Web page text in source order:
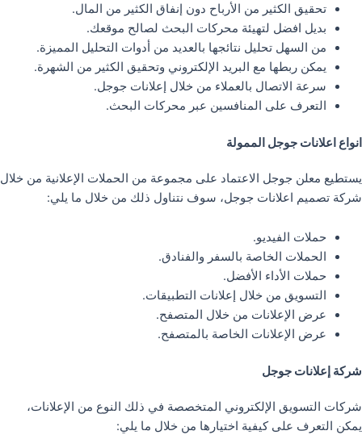
تحقيق الكثير من الأرباح دون إنفاق الكثير من المال.
بديل افضل لتهيئة محركات البحث لصالح موقعك.
من السهل تحليل نتائجها بالعديد من أدوات التحليل المميزة.
يمكن ربطها مع البريد الإلكتروني وتحقيق الكثير من الشهرة.
سرعة الاتصال بالعملاء من خلال إعلانات جوجل.
التعرف على المنافسين عبر محركات البحث.
انواع اعلانات جوجل الممولة
يستطيع معلن جوجل الاعتماد على مجموعة من الحملات الإعلانية من خلال
شركة تصميم اعلانات جوجل، سوف نتناول ذلك من خلال ما يلي:
حملات الفيديو.
الحملات الخاصة بالسفر والفنادق.
حملات الأداء الأفضل.
التسويق من خلال إعلانات التطبيقات.
عرض الإعلانات من خلال المتصفح.
عرض الإعلانات الخاصة بالمتصفح.
شركة إعلانات جوجل
شركات التسويق الإلكتروني المتخصصة في ذلك النوع من الإعلانات،
يمكن التعرف على كيفية اختيارها من خلال ما يلي: